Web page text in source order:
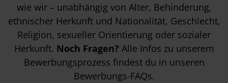
wie wir – unabhängig von Alter, Behinderung,
ethnischer Herkunft und Nationalität, Geschlecht,
Religion, sexueller Orientierung oder sozialer
Herkunft. Noch Fragen? Alle Infos zu unserem
Bewerbungsprozess findest du in unseren
Bewerbungs-FAQs.